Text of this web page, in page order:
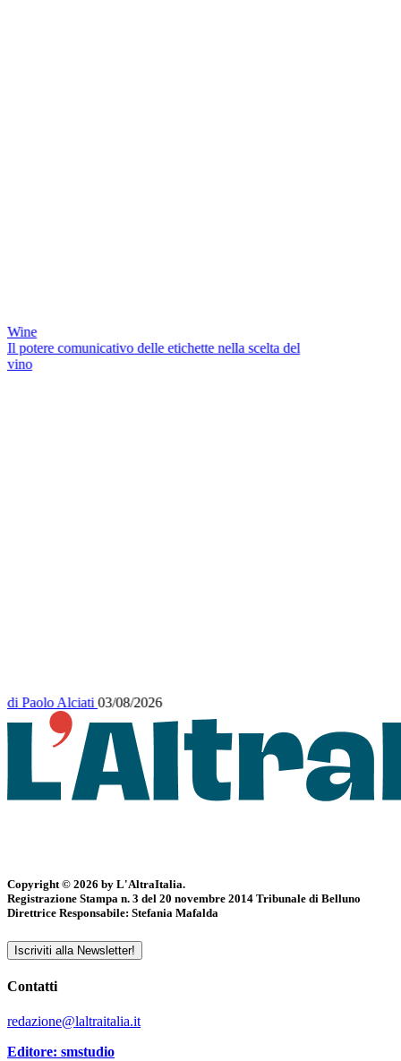
Wine
Il potere comunicativo delle etichette nella scelta del
vino
diPaolo Alciati 03/08/2026
Copyright © 2026 by L'AltraItalia.
Registrazione Stampa n. 3 del 20 novembre 2014 Tribunale di Belluno
Direttrice Responsabile: Stefania Mafalda
Iscriviti alla Newsletter!
Contatti
redazione@laltraitalia.it
Editore: smstudio